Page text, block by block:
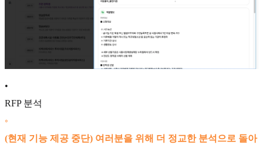
•
RFP 분석
◦
(현재 기능 제공 중단) 여러분을 위해 더 정교한 분석으로 돌아